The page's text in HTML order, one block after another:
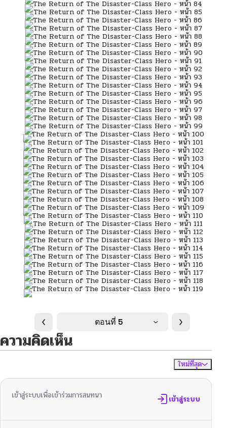
ตอนที่ 5
ความคิดเห็น
ใหม่ที่สุด
เข้าสู่ระบบเพื่อเข้าร่วมการสนทนา เข้าสู่ระบบ